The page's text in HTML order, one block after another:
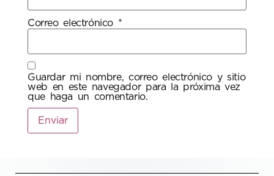
Correo electrónico *
Guardar mi nombre, correo electrónico y sitio
web en este navegador para la próxima vez
que haga un comentario.